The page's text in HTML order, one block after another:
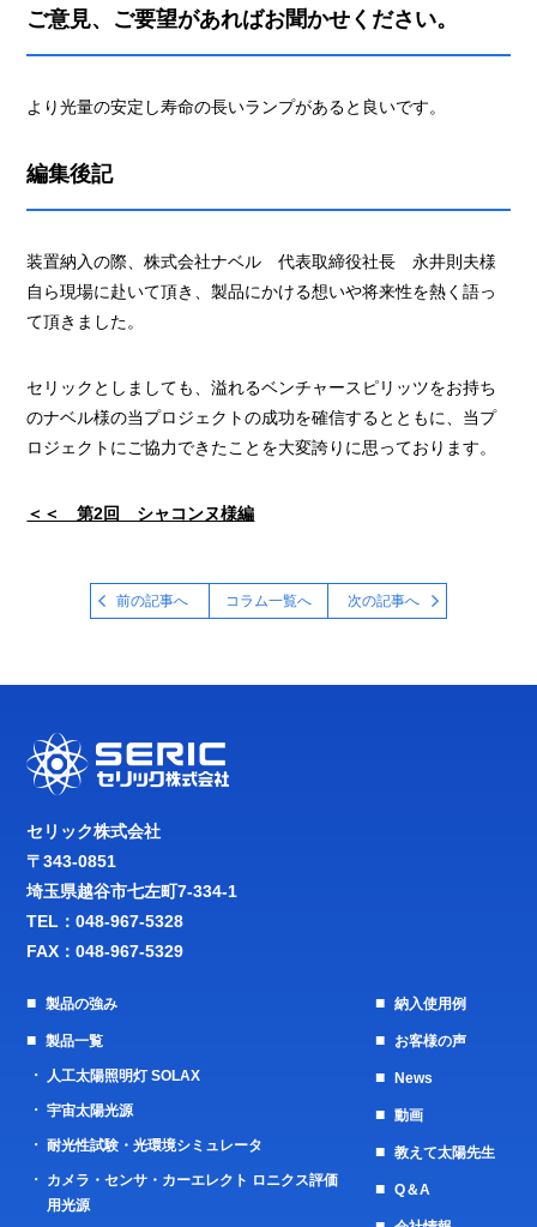
ご意見、ご要望があればお聞かせください。
より光量の安定し寿命の長いランプがあると良いです。
編集後記
装置納入の際、株式会社ナベル 代表取締役社長 永井則夫様
自ら現場に赴いて頂き、製品にかける想いや将来性を熱く語っ
て頂きました。
セリックとしましても、溢れるベンチャースピリッツをお持ち
のナベル様の当プロジェクトの成功を確信するとともに、当プ
ロジェクトにご協力できたことを大変誇りに思っております。
＜＜ 第2回 シャコンヌ様編
前の記事へ コラム一覧へ 次の記事へ
セリック株式会社
〒343-0851
埼玉県越谷市七左町7-334-1
TEL：048-967-5328
FAX：048-967-5329
製品の強み
製品一覧
人工太陽照明灯 SOLAX
宇宙太陽光源
耐光性試験・光環境シミュレータ
カメラ・センサ・カーエレクト ロニクス評価
用光源
納入使用例
お客様の声
News
動画
教えて太陽先生
Q＆A